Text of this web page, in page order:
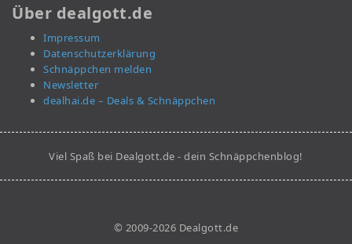
Über dealgott.de
Impressum
Datenschutzerklärung
Schnäppchen melden
Newsletter
dealhai.de – Deals & Schnäppchen
Viel Spaß bei Dealgott.de - dein Schnäppchenblog!
© 2009-2026 Dealgott.de